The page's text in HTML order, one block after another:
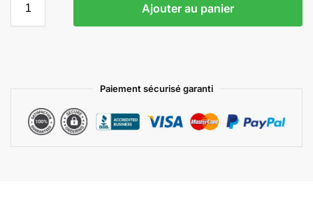
Ajouter au panier
Paiement sécurisé garanti